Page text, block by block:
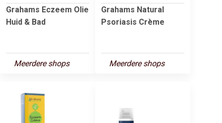
Grahams Eczeem Olie
Huid & Bad
Meerdere shops
Grahams Natural
Psoriasis Crème
Meerdere shops